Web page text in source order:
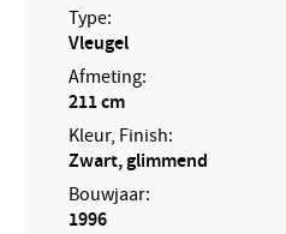
Type:
Vleugel
Afmeting:
211 cm
Kleur, Finish:
Zwart, glimmend
Bouwjaar:
1996